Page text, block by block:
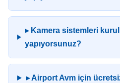
▸ Kamera sistemleri
yapıyorsunuz?
▸ Airport Avm için